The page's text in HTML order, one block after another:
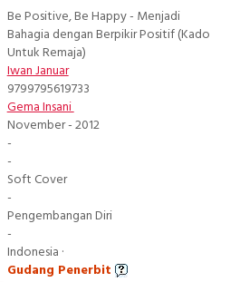
Be Positive, Be Happy - Menjadi
Bahagia dengan Berpikir Positif (Kado
Untuk Remaja)
Iwan Januar
9799795619733
Gema Insani
November - 2012
-
-
Soft Cover
-
Pengembangan Diri
-
Indonesia ·
Gudang Penerbit